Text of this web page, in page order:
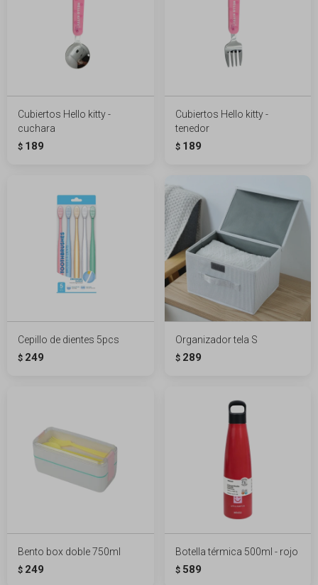
Cubiertos Hello kitty -
cuchara
$ 189
Cubiertos Hello kitty -
tenedor
$ 189
Cepillo de dientes 5pcs
$ 249
Organizador tela S
$ 289
Bento box doble 750ml
$ 249
Botella térmica 500ml - rojo
$ 589